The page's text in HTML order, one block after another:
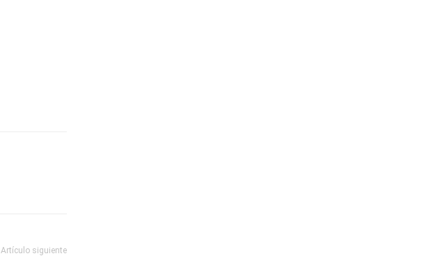
Artículo siguiente